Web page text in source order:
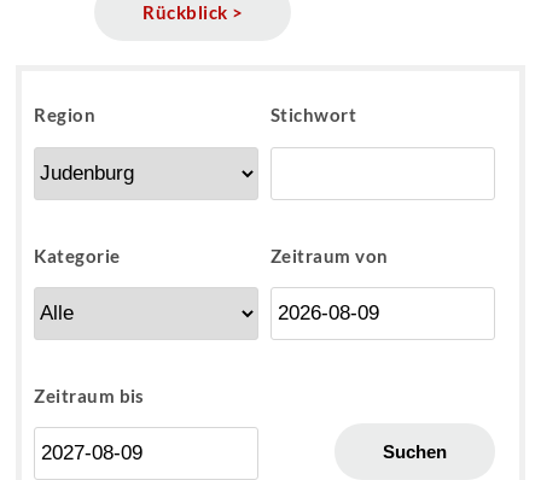
Rückblick >
Region Stichwort
Kategorie Zeitraum von
Zeitraum bis